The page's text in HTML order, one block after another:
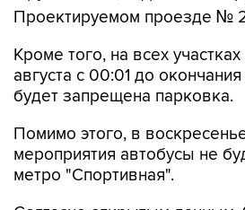
Проектируемом проезде №
Кроме того, на всех
августа с 00:01 до
будет запрещена парковка.
Помимо этого, в
мероприятия автобусы не
метро "Спортивная".